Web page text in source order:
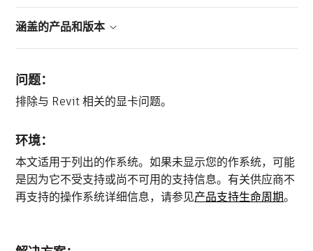
涵盖的产品和版本
问题：
排除与 Revit 相关的显卡问题。
环境：
本文适用于列出的作系统。如果未显示您的作系统，可能
是因为它不受支持或尚不可用的支持信息。有关供应商不
再支持的操作系统详细信息，请参见产品支持生命周期。